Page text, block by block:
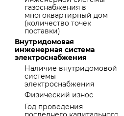
газоснабжения в
многоквартирный дом
(количество точек
поставки)
Внутридомовая
инженерная система
электроснабжения
Наличие внутридомовой
системы
электроснабжения
Физический износ
Год проведения